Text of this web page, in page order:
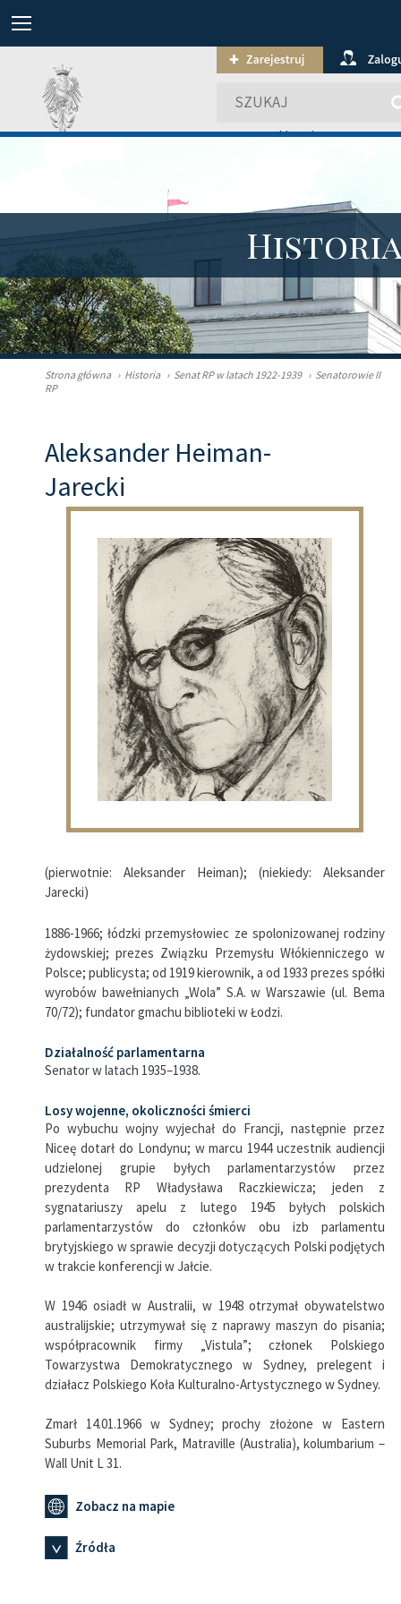
wyszukiwanie
Strona główna › Historia › Senat RP w latach 1922-1939 › Senatorowie II
RP
Aleksander Heiman-
Jarecki
(pierwotnie: Aleksander Heiman); (niekiedy: Aleksander
Jarecki)
1886-1966; łódzki przemysłowiec ze spolonizowanej rodziny
żydowskiej; prezes Związku Przemysłu Włókienniczego w
Polsce; publicysta; od 1919 kierownik, a od 1933 prezes spółki
wyrobów bawełnianych „Wola” S.A. w Warszawie (ul. Bema
70/72); fundator gmachu biblioteki w Łodzi.
Działalność parlamentarna
Senator w latach 1935–1938.
Losy wojenne, okoliczności śmierci
Po wybuchu wojny wyjechał do Francji, następnie przez
Niceę dotarł do Londynu; w marcu 1944 uczestnik audiencji
udzielonej grupie byłych parlamentarzystów przez
prezydenta RP Władysława Raczkiewicza; jeden z
sygnatariuszy apelu z lutego 1945 byłych polskich
parlamentarzystów do członków obu izb parlamentu
brytyjskiego w sprawie decyzji dotyczących Polski podjętych
w trakcie konferencji w Jałcie.
W 1946 osiadł w Australii, w 1948 otrzymał obywatelstwo
australijskie; utrzymywał się z naprawy maszyn do pisania;
współpracownik firmy „Vistula”; członek Polskiego
Towarzystwa Demokratycznego w Sydney, prelegent i
działacz Polskiego Koła Kulturalno-Artystycznego w Sydney.
Zmarł 14.01.1966 w Sydney; prochy złożone w Eastern
Suburbs Memorial Park, Matraville (Australia), kolumbarium –
Wall Unit L 31.
Zobacz na mapie
Źródła